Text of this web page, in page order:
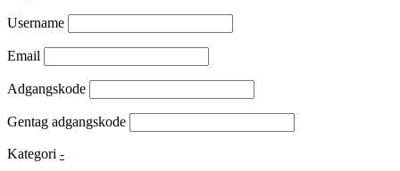
Username
Email
Adgangskode
Gentag adgangskode
Kategori -